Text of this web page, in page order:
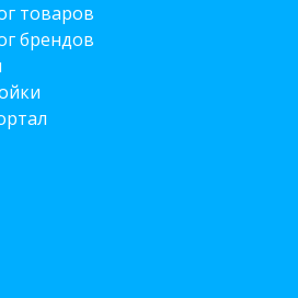
товаров
брендов